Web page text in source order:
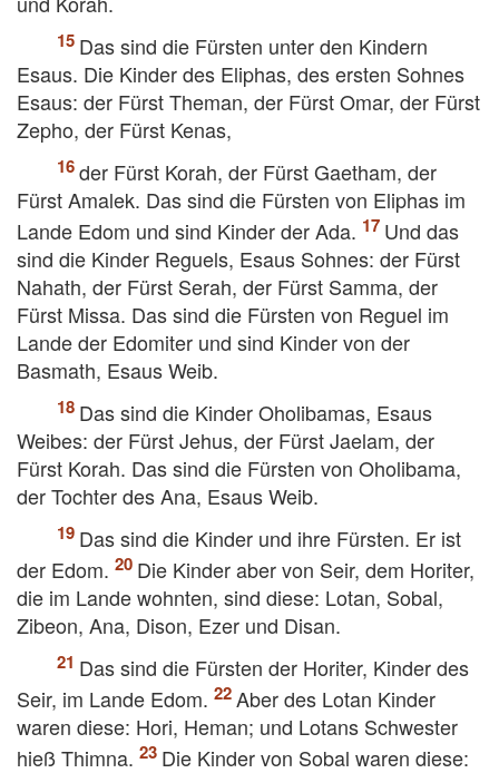
Das sind die Fürsten unter den Kindern
Esaus. Die Kinder des Eliphas, des ersten Sohnes
Esaus: der Fürst Theman, der Fürst Omar, der Fürst
Zepho, der Fürst Kenas,
der Fürst Korah, der Fürst Gaetham, der
Fürst Amalek. Das sind die Fürsten von Eliphas im
Lande Edom und sind Kinder der Ada.
Und das
sind die Kinder Reguels, Esaus Sohnes: der Fürst
Nahath, der Fürst Serah, der Fürst Samma, der
Fürst Missa. Das sind die Fürsten von Reguel im
Lande der Edomiter und sind Kinder von der
Basmath, Esaus Weib.
Das sind die Kinder Oholibamas, Esaus
Weibes: der Fürst Jehus, der Fürst Jaelam, der
Fürst Korah. Das sind die Fürsten von Oholibama,
der Tochter des Ana, Esaus Weib.
Das sind die Kinder und ihre Fürsten. Er ist
der Edom.
Die Kinder aber von Seir, dem Horiter,
die im Lande wohnten, sind diese: Lotan, Sobal,
Zibeon, Ana, Dison, Ezer und Disan.
Das sind die Fürsten der Horiter, Kinder des
Seir, im Lande Edom.
Aber des Lotan Kinder
waren diese: Hori, Heman; und Lotans Schwester
hieß Thimna.
Die Kinder von Sobal waren diese: